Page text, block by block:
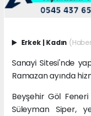
Erkek Kadın
Sanayi Sitesi'nde
Ramazan ayında
Beyşehir Göl
Süleyman Siper,